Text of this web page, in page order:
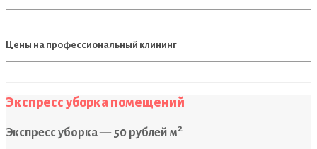
Цены на профессиональный клининг
Экспресс уборка помещений
Экспресс уборка — 50 рублей м2